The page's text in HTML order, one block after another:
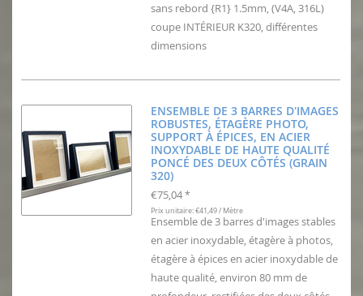
sans rebord {R1} 1.5mm, (V4A, 316L)
coupe INTÉRIEUR K320, différentes
dimensions
ENSEMBLE DE 3 BARRES D'IMAGES
ROBUSTES, ÉTAGÈRE PHOTO,
SUPPORT À ÉPICES, EN ACIER
INOXYDABLE DE HAUTE QUALITÉ
PONCÉ DES DEUX CÔTÉS (GRAIN
320)
€75,04 *
Prix unitaire: €41,49 / Mètre
Ensemble de 3 barres d'images stables
en acier inoxydable, étagère à photos,
étagère à épices en acier inoxydable de
haute qualité, environ 80 mm de